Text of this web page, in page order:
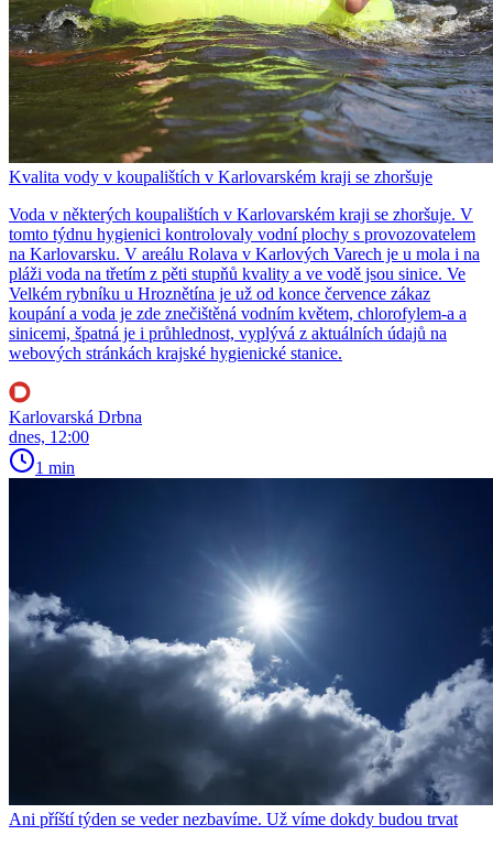
Kvalita vody v koupalištích v Karlovarském kraji se zhoršuje
Voda v některých koupalištích v Karlovarském kraji se zhoršuje. V
tomto týdnu hygienici kontrolovaly vodní plochy s provozovatelem
na Karlovarsku. V areálu Rolava v Karlových Varech je u mola i na
pláži voda na třetím z pěti stupňů kvality a ve vodě jsou sinice. Ve
Velkém rybníku u Hroznětína je už od konce července zákaz
koupání a voda je zde znečištěná vodním květem, chlorofylem-a a
sinicemi, špatná je i průhlednost, vyplývá z aktuálních údajů na
webových stránkách krajské hygienické stanice.
Karlovarská Drbna
dnes, 12:00
1 min
Ani příští týden se veder nezbavíme. Už víme dokdy budou trvat